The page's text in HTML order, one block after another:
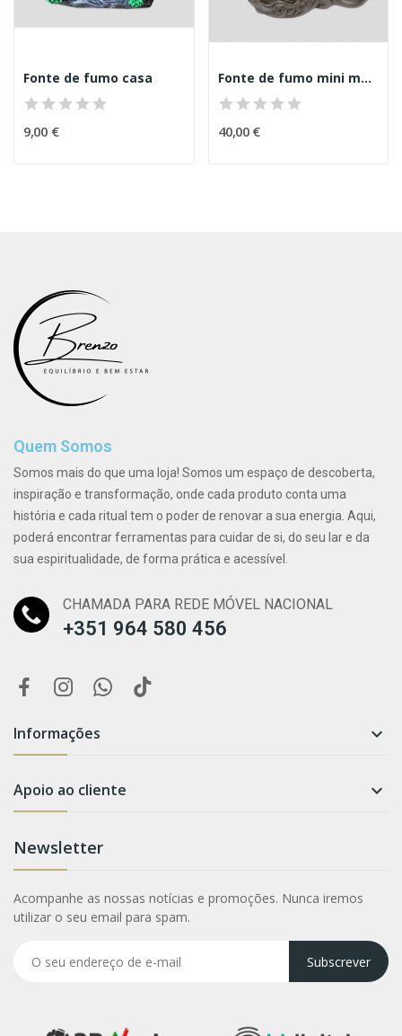
Fonte de fumo casa
9,00 €
Fonte de fumo mini monge
40,00 €
Quem Somos
Somos mais do que uma loja! Somos um espaço de descoberta,
inspiração e transformação, onde cada produto conta uma
história e cada ritual tem o poder de renovar a sua energia. Aqui,
poderá encontrar ferramentas para cuidar de si, do seu lar e da
sua espiritualidade, de forma prática e acessível.
CHAMADA PARA REDE MÓVEL NACIONAL
+351 964 580 456
Informações 
Apoio ao cliente 
Newsletter
Acompanhe as nossas notícias e promoções. Nunca iremos
utilizar o seu email para spam.
Subscrever